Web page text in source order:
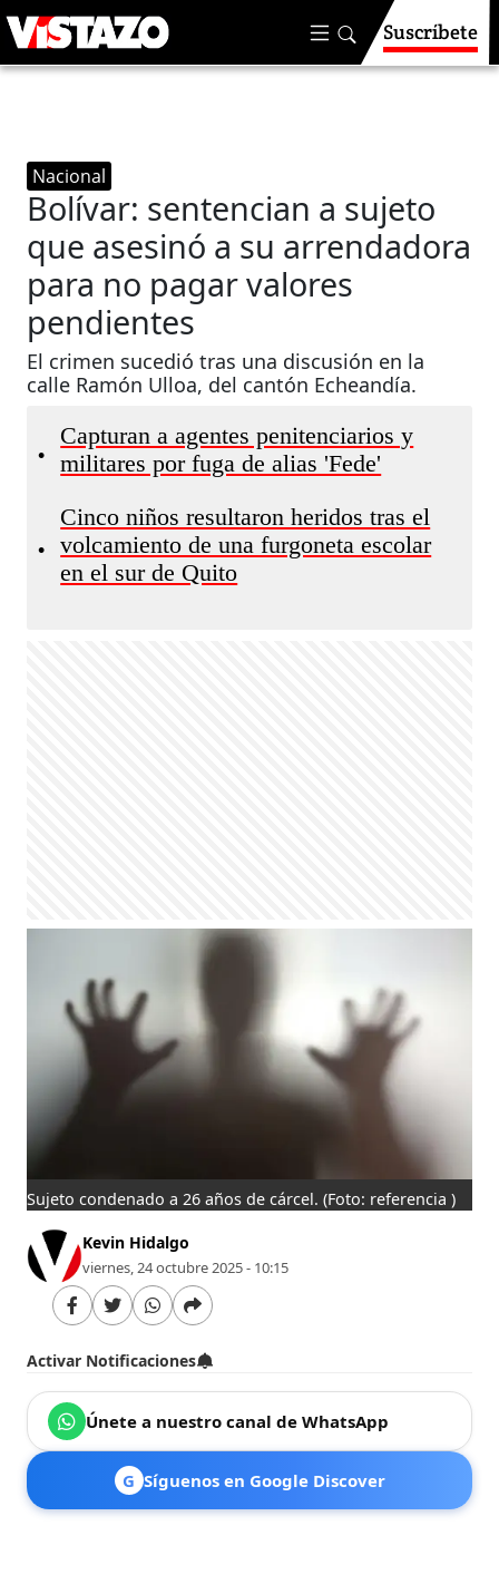
Suscríbete
Nacional
Bolívar: sentencian a sujeto
que asesinó a su arrendadora
para no pagar valores
pendientes
El crimen sucedió tras una discusión en la
calle Ramón Ulloa, del cantón Echeandía.
•
Capturan a agentes penitenciarios y
militares por fuga de alias 'Fede'
•
Cinco niños resultaron heridos tras el
volcamiento de una furgoneta escolar
en el sur de Quito
Sujeto condenado a 26 años de cárcel.(Foto: referencia )
Kevin Hidalgo
viernes, 24 octubre 2025 - 10:15
Activar Notificaciones
Únete a nuestro canal de WhatsApp
G Síguenos en Google Discover